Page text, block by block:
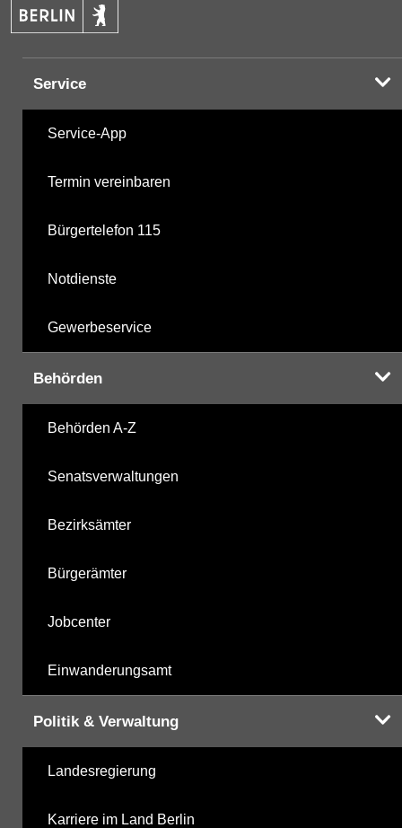
Service
Service-App
Termin vereinbaren
Bürgertelefon 115
Notdienste
Gewerbeservice
Behörden
Behörden A-Z
Senatsverwaltungen
Bezirksämter
Bürgerämter
Jobcenter
Einwanderungsamt
Politik & Verwaltung
Landesregierung
Karriere im Land Berlin